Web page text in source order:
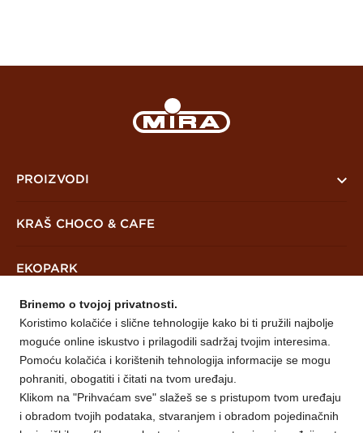
PROIZVODI
PreKrašni
Vafli
Mješavine
KRAŠ CHOCO & CAFE
EKOPARK
NOVOSTI
O NAMA
Mira Prijedor
Otvoreni natječaji
KONTAKT
Brinemo o tvojoj privatnosti.
Koristimo kolačiće i slične tehnologije kako bi ti pružili najbolje
moguće online iskustvo i prilagodili sadržaj tvojim interesima.
Pomoću kolačića i korištenih tehnologija informacije se mogu
pohraniti, obogatiti i čitati na tvom uređaju.
Klikom na "Prihvaćam sve" slažeš se s pristupom tvom uređaju
i obradom tvojih podataka, stvaranjem i obradom pojedinačnih